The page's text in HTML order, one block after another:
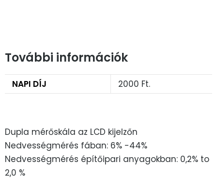
További információk
NAPI DÍJ 2000 Ft.
Dupla mérőskála az LCD kijelzőn
Nedvességmérés fában: 6% -44%
Nedvességmérés építőipari anyagokban: 0,2% to
2,0 %